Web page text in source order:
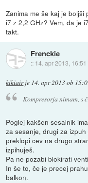
Zanima me še kaj je
i7 z 2,2 GHz? Vem, da je
takt.
Frenckie
:: 14. apr 2013, 16:51
kikiairje 14. apr 2013 ob
Kompresorja nimam, s
Poglej kakšen sesalnik
za sesanje, drugi za
preklopi cev na drugo
izpihuješ.
Pa ne pozabi blokirati
In še to, če je precej
balkon.